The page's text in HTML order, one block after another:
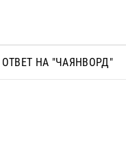
ОТВЕТ НА "ЧАЯНВОРД"